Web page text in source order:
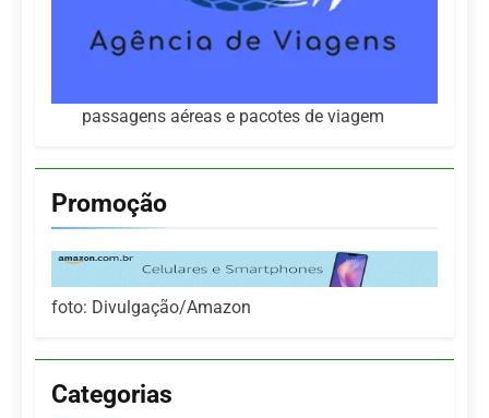
passagens aéreas e pacotes de viagem
Promoção
foto: Divulgação/Amazon
Categorias